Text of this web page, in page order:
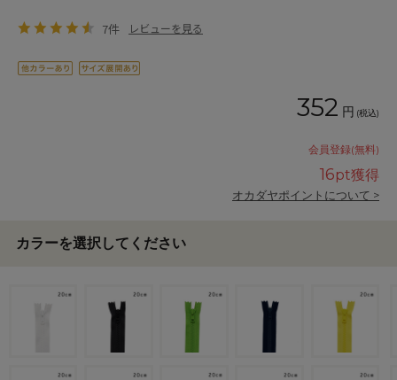
7件 レビューを見る
352 円 (税込)
会員登録(無料)
16pt獲得
オカダヤポイントについて >
カラーを選択してください